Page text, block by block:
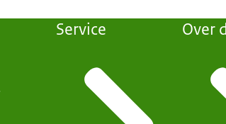
Service Over